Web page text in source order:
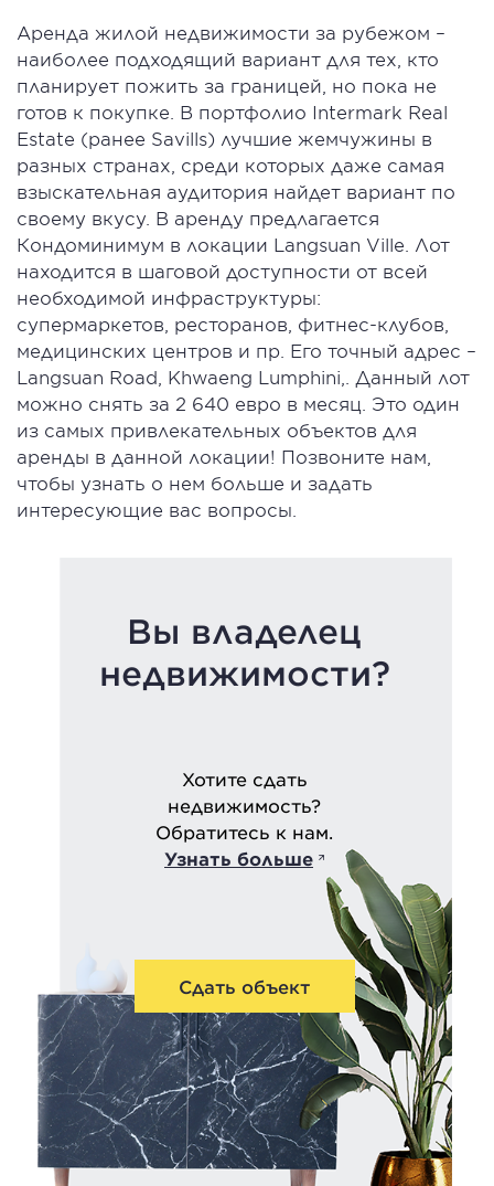
Аренда жилой недвижимости за рубежом –
наиболее подходящий вариант для тех, кто
планирует пожить за границей, но пока не
готов к покупке. В портфолио Intermark Real
Estate (ранее Savills) лучшие жемчужины в
разных странах, среди которых даже самая
взыскательная аудитория найдет вариант по
своему вкусу. В аренду предлагается
Кондоминимум в локации Langsuan Ville. Лот
находится в шаговой доступности от всей
необходимой инфраструктуры:
супермаркетов, ресторанов, фитнес-клубов,
медицинских центров и пр. Его точный адрес –
Langsuan Road, Khwaeng Lumphini,. Данный лот
можно снять за 2 640 евро в месяц. Это один
из самых привлекательных объектов для
аренды в данной локации! Позвоните нам,
чтобы узнать о нем больше и задать
интересующие вас вопросы.
Вы владелец
недвижимости?
Хотите сдать
недвижимость?
Обратитесь к нам.
Узнать больше
Сдать объект